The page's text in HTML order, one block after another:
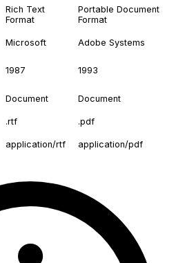
Rich Text
Format
Portable Document
Format
Microsoft Adobe Systems
1987 1993
Document Document
.rtf .pdf
application/rtf application/pdf